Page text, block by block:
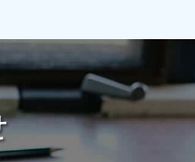
2020年11月
2020年8月
2020年5月
2020年2月